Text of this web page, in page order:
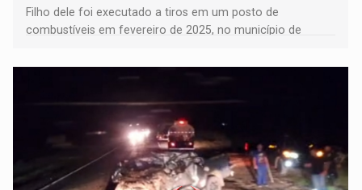
Filho dele foi executado a tiros em um posto de
combustíveis em fevereiro de 2025, no município de